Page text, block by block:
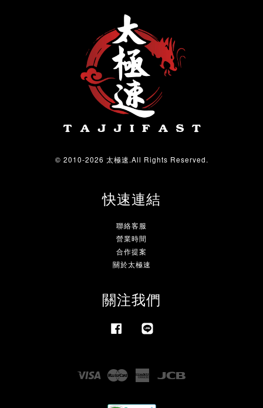
© 2010-2026 太極速.All Rights Reserved.
快速連結
聯絡客服
營業時間
合作提案
關於太極速
關注我們
Facebook
Visa Master
American